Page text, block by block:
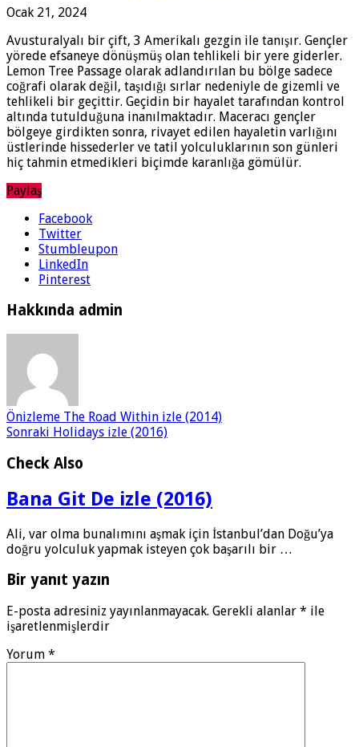
Ocak 21, 2024
Avusturalyalı bir çift, 3 Amerikalı gezgin ile tanışır. Gençler
yörede efsaneye dönüşmüş olan tehlikeli bir yere giderler.
Lemon Tree Passage olarak adlandırılan bu bölge sadece
coğrafi olarak değil, taşıdığı sırlar nedeniyle de gizemli ve
tehlikeli bir geçittir. Geçidin bir hayalet tarafından kontrol
altında tutulduğuna inanılmaktadır. Maceracı gençler
bölgeye girdikten sonra, rivayet edilen hayaletin varlığını
üstlerinde hissederler ve tatil yolculuklarının son günleri
hiç tahmin etmedikleri biçimde karanlığa gömülür.
Paylaş
Facebook
Twitter
Stumbleupon
LinkedIn
Pinterest
Hakkında admin
Önizleme The Road Within izle (2014)
Sonraki Holidays izle (2016)
Check Also
Bana Git De izle (2016)
Ali, var olma bunalımını aşmak için İstanbul’dan Doğu’ya
doğru yolculuk yapmak isteyen çok başarılı bir …
Bir yanıt yazın
E-posta adresiniz yayınlanmayacak. Gerekli alanlar * ile
işaretlenmişlerdir
Yorum *